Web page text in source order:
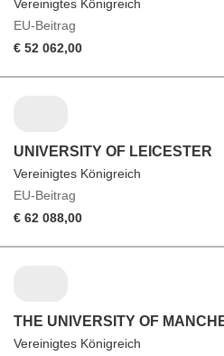
Vereinigtes Königreich
EU-Beitrag
€ 52 062,00
UNIVERSITY OF LEICESTER
Vereinigtes Königreich
EU-Beitrag
€ 62 088,00
THE UNIVERSITY OF
Vereinigtes Königreich